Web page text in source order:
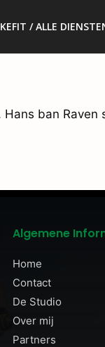
/ ALLE
ban
Algemene
Home
Contact
De Studio
Over mij
Partners